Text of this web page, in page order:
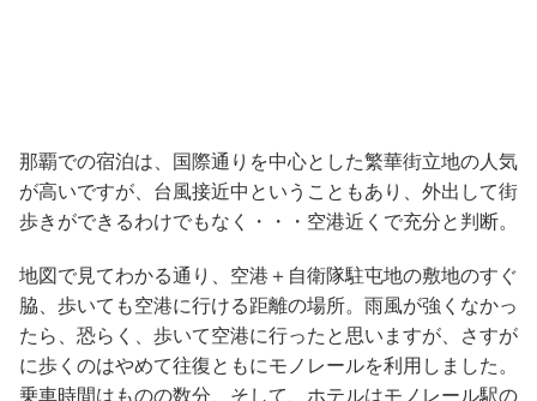
那覇での宿泊は、国際通りを中心とした繁華街立地の人気
が高いですが、台風接近中ということもあり、外出して街
歩きができるわけでもなく・・・空港近くで充分と判断。
地図で見てわかる通り、空港＋自衛隊駐屯地の敷地のすぐ
脇、歩いても空港に行ける距離の場所。雨風が強くなかっ
たら、恐らく、歩いて空港に行ったと思いますが、さすが
に歩くのはやめて往復ともにモノレールを利用しました。
乗車時間はものの数分、そして、ホテルはモノレール駅の